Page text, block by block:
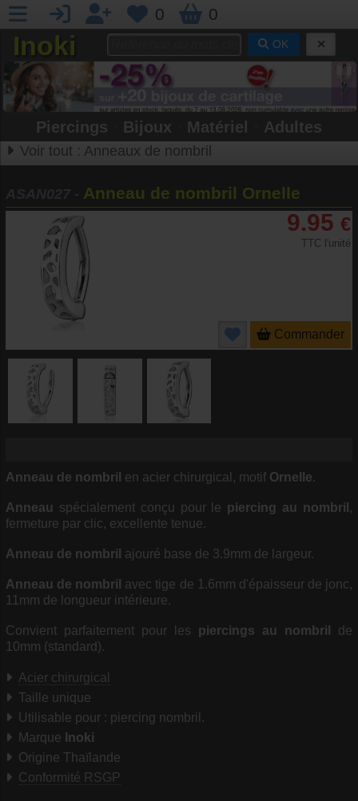
0 0
Inoki OK
Piercings Bijoux Matériel Adultes
Voir tout : Anneaux de nombril
Anneau de nombril Ornelle
9.95 €
TTC l'unité
Commander
Anneau de nombril en acier chirurgical, motif Ornelle.
Anneau spécialement conçu pour le piercing au nombril ,
fermeture par clic, excellente tenue.
Anneau de nombril ajouré base de 3.9mm de largeur.
Anneau de nombril avec tige de 1.6mm d'épaisseur de jonc,
11mm de longueur intérieure.
Convient parfaitement pour les piercings au nombril
de
10mm (standard).
Acier chirurgical
Taille unique
Utilisable pour : piercing nombril.
Marque Inoki
Origine Thaïlande
Conformité RSGP